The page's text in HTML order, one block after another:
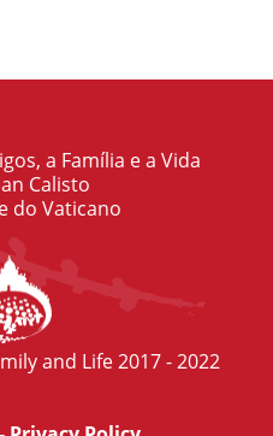
a Família e a Vida
Calisto
do Vaticano
and Life 2017 - 2022